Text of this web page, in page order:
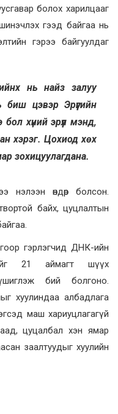
болох харилцааг
гээд байгаа нь
гэрээ байгуулдаг
нь найз залуу
цэвэр Эрүүгийн
хүний эрүүл мэнд,
хэрэг. Цохиод хөх
зохицуулагдана.
нэлээн өндөр болсон.
байх, цуцлалтын
гэрлэгчид ДНК-ийн
21 аймагт шүүх
бий болгоно.
хуулиндаа албадлага
маш хариуцлагагүй
цуцалбал хэн ямар
заалтуудыг хуулийн